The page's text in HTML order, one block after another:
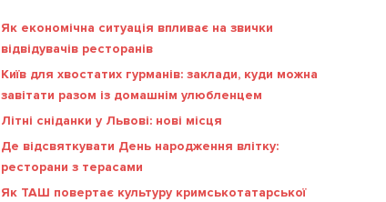
Як економічна ситуація впливає на звички
відвідувачів ресторанів
Київ для хвостатих гурманів: заклади, куди можна
завітати разом із домашнім улюбленцем
Літні сніданки у Львові: нові місця
Де відсвяткувати День народження влітку:
ресторани з терасами
Як ТАШ повертає культуру кримськотатарської